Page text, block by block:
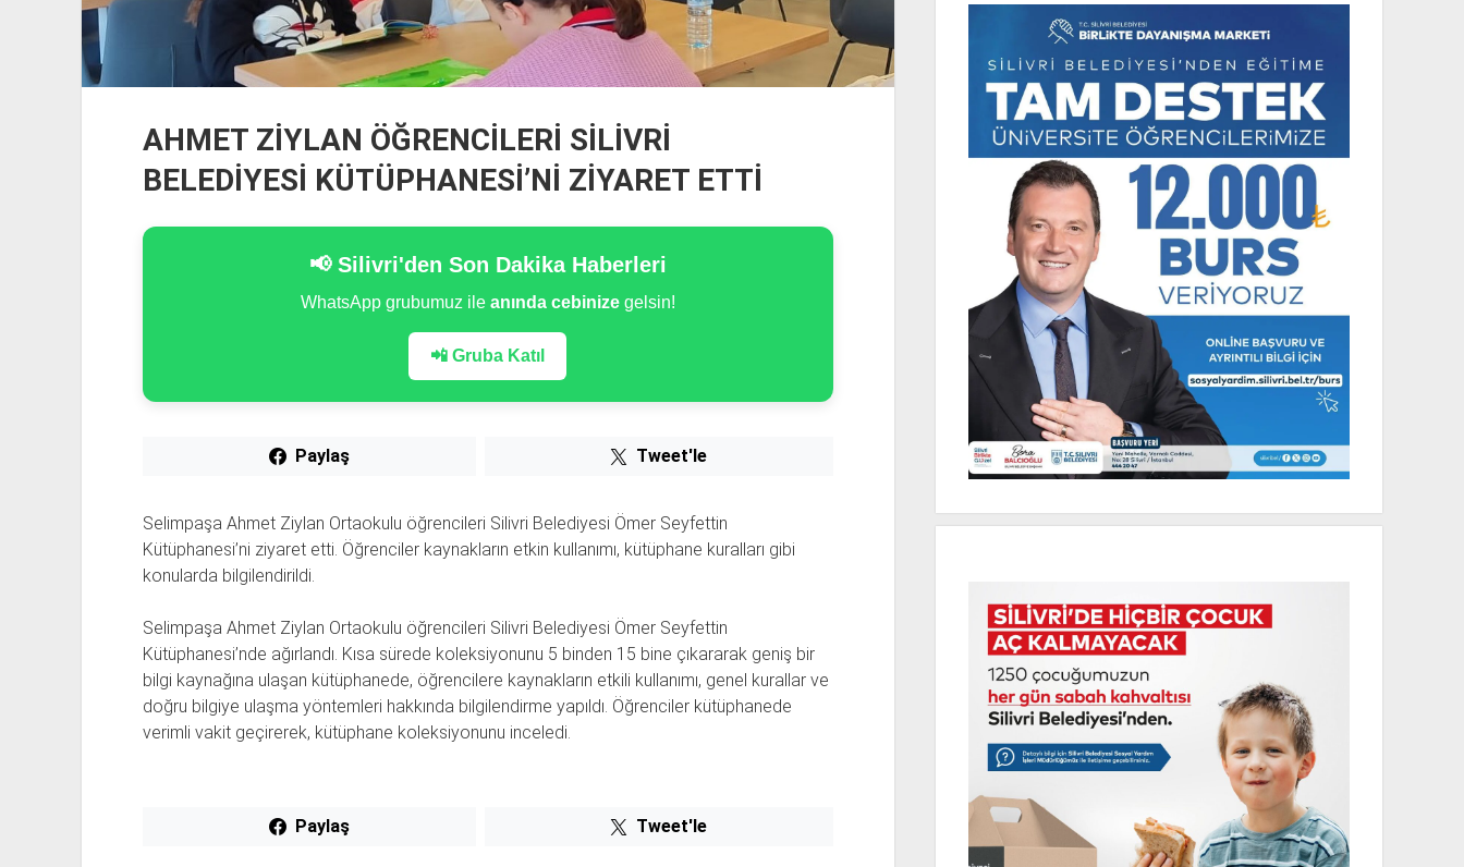
AHMET ZİYLAN ÖĞRENCİLERİ SİLİVRİ
BELEDİYESİ KÜTÜPHANESİ’Nİ ZİYARET ETTİ
📢 Silivri'den Son Dakika Haberleri
WhatsApp grubumuz ile anında cebinizegelsin!
📲 Gruba Katıl
Paylaş Tweet'le
Selimpaşa Ahmet Ziylan Ortaokulu öğrencileri Silivri Belediyesi Ömer Seyfettin
Kütüphanesi’ni ziyaret etti. Öğrenciler kaynakların etkin kullanımı, kütüphane kuralları gibi
konularda bilgilendirildi.
Selimpaşa Ahmet Ziylan Ortaokulu öğrencileri Silivri Belediyesi Ömer Seyfettin
Kütüphanesi’nde ağırlandı. Kısa sürede koleksiyonunu 5 binden 15 bine çıkararak geniş bir
bilgi kaynağına ulaşan kütüphanede, öğrencilere kaynakların etkili kullanımı, genel kurallar ve
doğru bilgiye ulaşma yöntemleri hakkında bilgilendirme yapıldı. Öğrenciler kütüphanede
verimli vakit geçirerek, kütüphane koleksiyonunu inceledi.
Paylaş Tweet'le